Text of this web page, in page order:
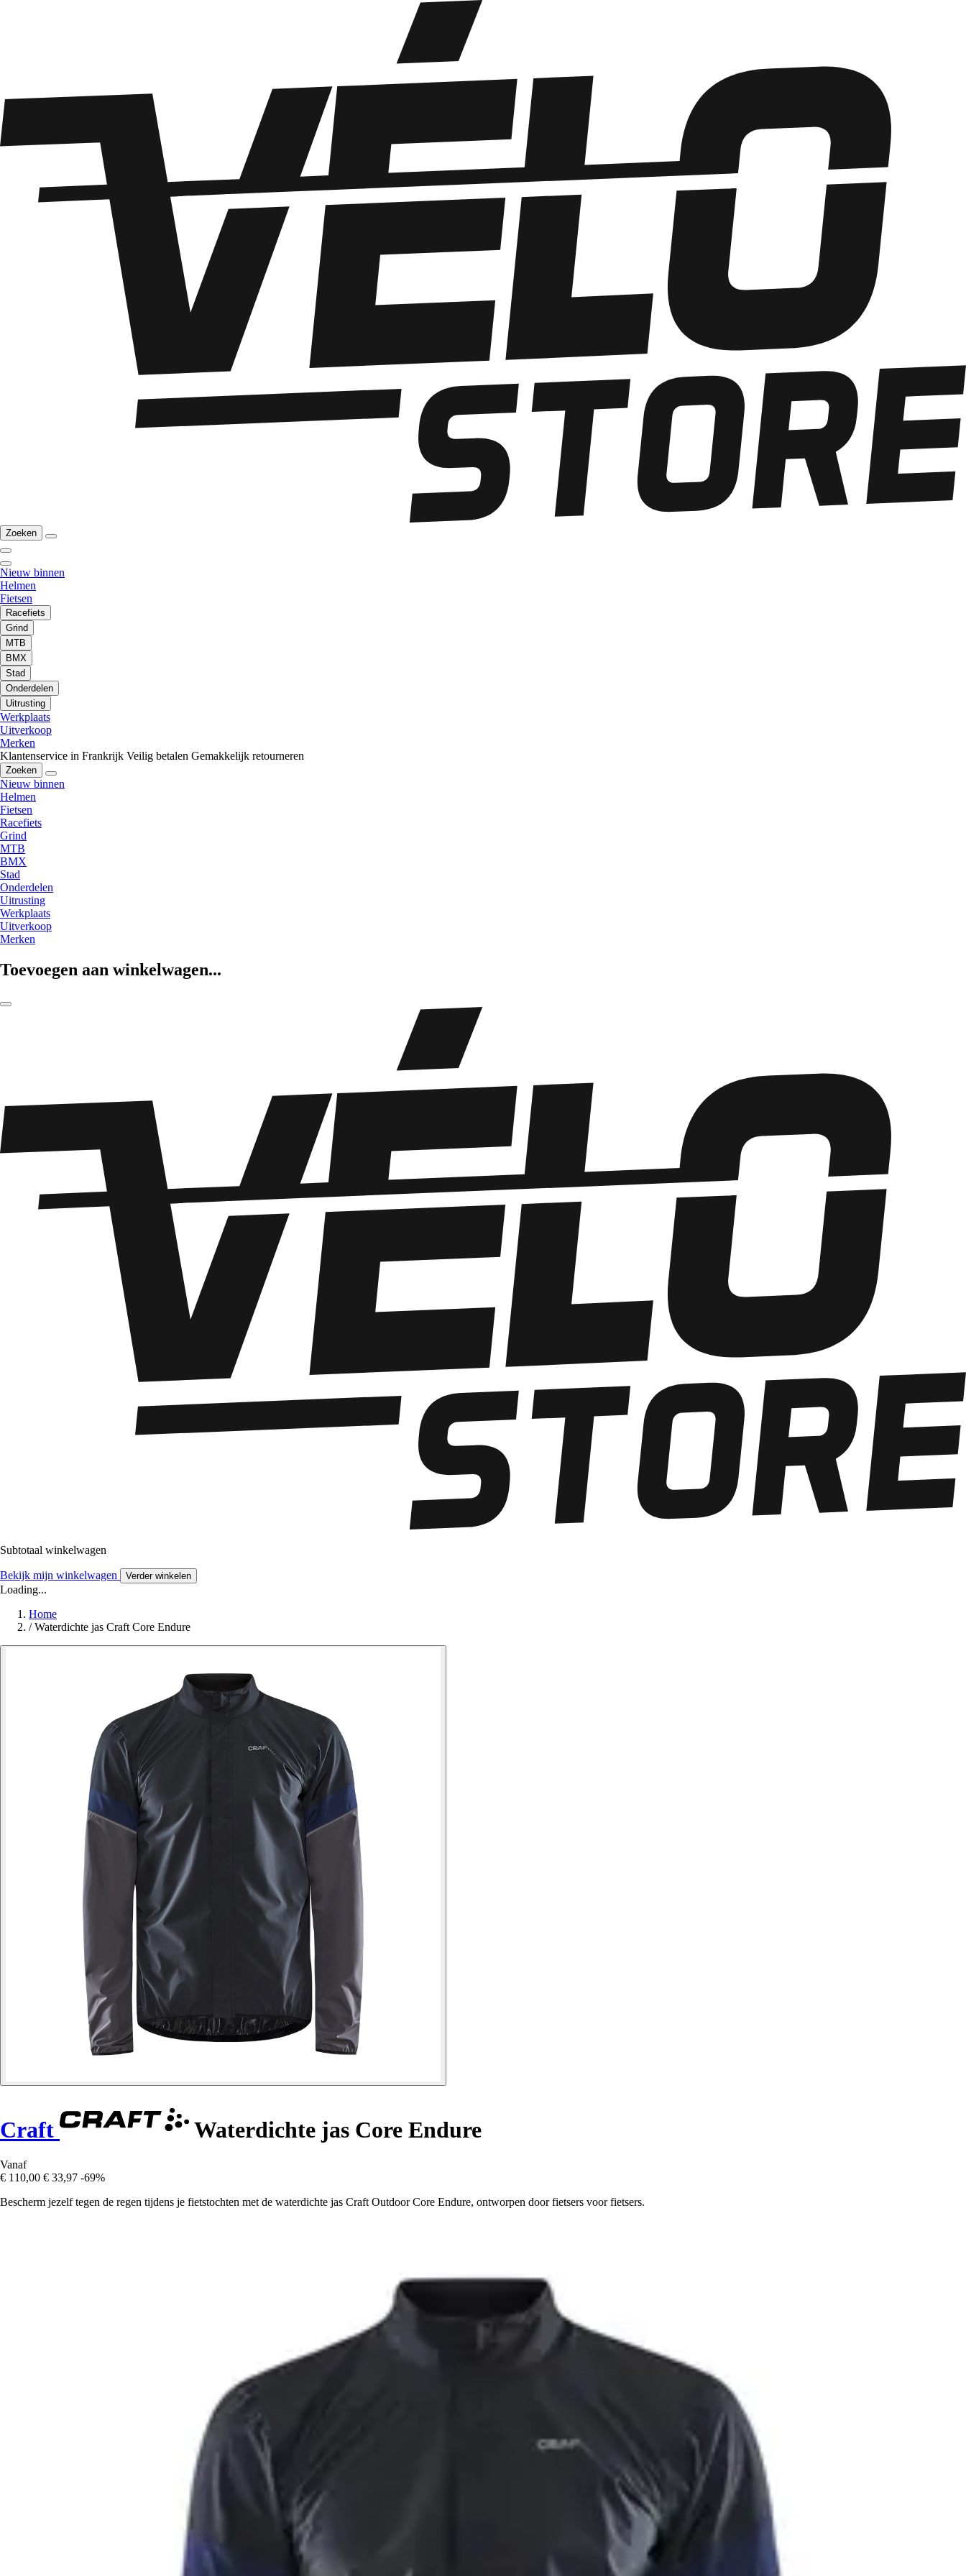
Zoeken
Nieuw binnen
Helmen
Fietsen
Racefiets
Grind
MTB
BMX
Stad
Onderdelen
Uitrusting
Werkplaats
Uitverkoop
Merken
Klantenservice in Frankrijk Veilig betalen Gemakkelijk retourneren
Zoeken
Nieuw binnen
Helmen
Fietsen
Racefiets
Grind
MTB
BMX
Stad
Onderdelen
Uitrusting
Werkplaats
Uitverkoop
Merken
Toevoegen aan winkelwagen...
Subtotaal winkelwagen
Bekijk mijn winkelwagen Verder winkelen
Loading...
Home
/ Waterdichte jas Craft Core Endure
Craft Waterdichte jas Core Endure
Vanaf
€ 110,00 € 33,97 -69%
Bescherm jezelf tegen de regen tijdens je fietstochten met de waterdichte jas Craft Outdoor Core Endure, ontworpen door fietsers voor fietsers.